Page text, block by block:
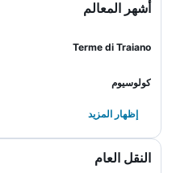
أشهر المعالم
Terme di Traiano
كولوسيوم
إظهار المزيد
النقل العام